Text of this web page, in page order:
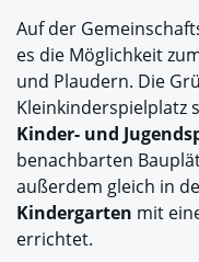
Auf der
es die Möglichkeit
und Plaudern. Die
Kleinkinderspielplatz
Kinder- und
benachbarten
außerdem gleich in
Kindergarten mit
errichtet.